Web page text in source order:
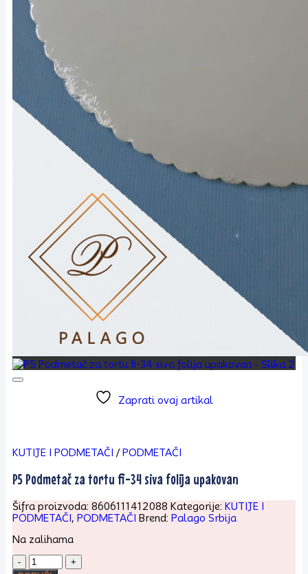
Zaprati ovaj artikal
KUTIJE I PODMETAČI / PODMETAČI
P5 Podmetač za tortu fi-34 siva folija upakovan
Šifra proizvoda: 8606111412088 Kategorije: KUTIJE I
PODMETAČI, PODMETAČI Brend: Palago Srbija
Na zalihama
P5